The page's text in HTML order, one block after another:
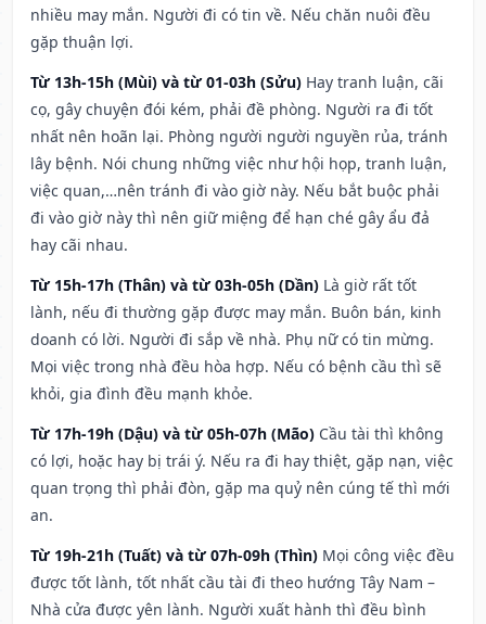
nhiều may mắn. Người đi có tin về. Nếu chăn nuôi đều
gặp thuận lợi.
Từ 13h-15h (Mùi) và từ 01-03h (Sửu) Hay tranh luận, cãi
cọ, gây chuyện đói kém, phải đề phòng. Người ra đi tốt
nhất nên hoãn lại. Phòng người người nguyền rủa, tránh
lây bệnh. Nói chung những việc như hội họp, tranh luận,
việc quan,…nên tránh đi vào giờ này. Nếu bắt buộc phải
đi vào giờ này thì nên giữ miệng để hạn ché gây ẩu đả
hay cãi nhau.
Từ 15h-17h (Thân) và từ 03h-05h (Dần) Là giờ rất tốt
lành, nếu đi thường gặp được may mắn. Buôn bán, kinh
doanh có lời. Người đi sắp về nhà. Phụ nữ có tin mừng.
Mọi việc trong nhà đều hòa hợp. Nếu có bệnh cầu thì sẽ
khỏi, gia đình đều mạnh khỏe.
Từ 17h-19h (Dậu) và từ 05h-07h (Mão) Cầu tài thì không
có lợi, hoặc hay bị trái ý. Nếu ra đi hay thiệt, gặp nạn, việc
quan trọng thì phải đòn, gặp ma quỷ nên cúng tế thì mới
an.
Từ 19h-21h (Tuất) và từ 07h-09h (Thìn) Mọi công việc đều
được tốt lành, tốt nhất cầu tài đi theo hướng Tây Nam –
Nhà cửa được yên lành. Người xuất hành thì đều bình